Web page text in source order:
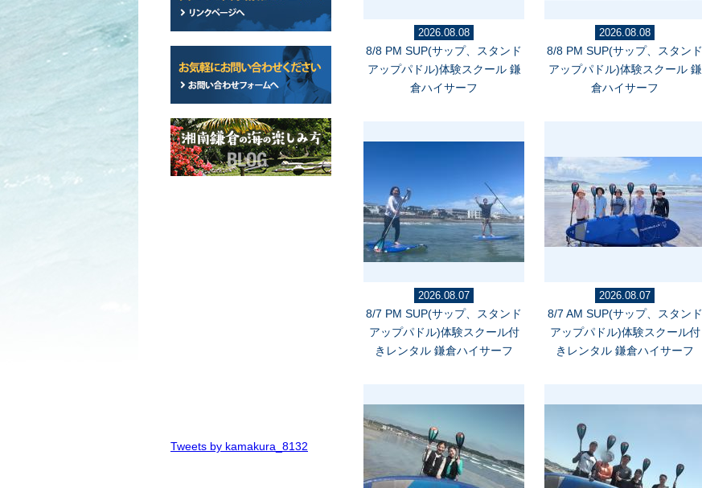
2026.08.08
8/8 PM SUP(サップ、スタンド
アップパドル)体験スクール 鎌
倉ハイサーフ
2026.08.08
8/8 PM SUP(サップ、スタンド
アップパドル)体験スクール 鎌
倉ハイサーフ
2026.08.07
8/7 PM SUP(サップ、スタンド
アップパドル)体験スクール付
きレンタル 鎌倉ハイサーフ
2026.08.07
8/7 AM SUP(サップ、スタンド
アップパドル)体験スクール付
きレンタル 鎌倉ハイサーフ
Tweets by kamakura_8132